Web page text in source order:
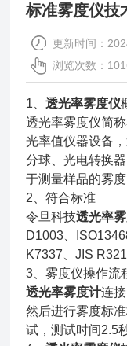
标准雾度仪技
更新时间：
浏览次数：
1、透光率雾度仪
透光率雾度仪简
光率值仪器设备
分球、光电转换
于测量样品的雾
2、符合标准
令旦科技透光率
D1003、
K7337、JIS
3、雾度仪操作流
透光率雾度计连
然后进行雾度标
试，测试时间2.5